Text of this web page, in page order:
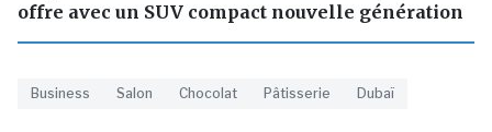
offre avec un SUV compact nouvelle génération
Business Salon Chocolat Pâtisserie Dubaï